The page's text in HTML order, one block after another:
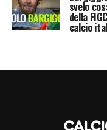
svelo
della
calcio